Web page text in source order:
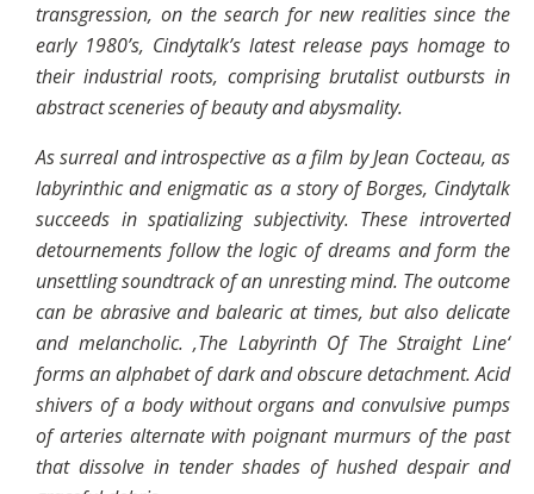
transgression, on the search for new realities since the
early 1980’s, Cindytalk’s latest release pays homage to
their industrial roots, comprising brutalist outbursts in
abstract sceneries of beauty and abysmality.
As surreal and introspective as a film by Jean Cocteau, as
labyrinthic and enigmatic as a story of Borges, Cindytalk
succeeds in spatializing subjectivity. These introverted
detournements follow the logic of dreams and form the
unsettling soundtrack of an unresting mind. The outcome
can be abrasive and balearic at times, but also delicate
and melancholic. ‚The Labyrinth Of The Straight Line‘
forms an alphabet of dark and obscure detachment. Acid
shivers of a body without organs and convulsive pumps
of arteries alternate with poignant murmurs of the past
that dissolve in tender shades of hushed despair and